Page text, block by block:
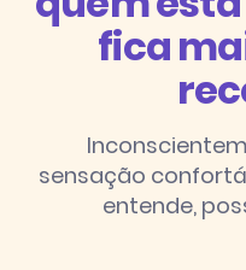
fica
sensação
entende,